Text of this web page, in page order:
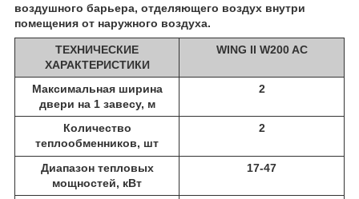
воздушного барьера, отделяющего воздух внутри
помещения от наружного воздуха.
ТЕХНИЧЕСКИЕ
ХАРАКТЕРИСТИКИ
WING II W200 AC
Максимальная ширина
двери на 1 завесу, м
2
Количество
теплообменников, шт
2
Диапазон тепловых
мощностей, кВт
17-47